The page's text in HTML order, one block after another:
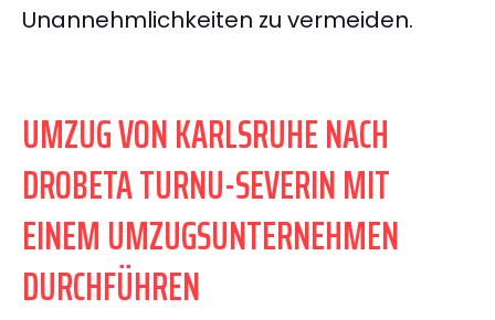
Unannehmlichkeiten zu vermeiden.
UMZUG VON KARLSRUHE NACH
DROBETA TURNU-SEVERIN MIT
EINEM UMZUGSUNTERNEHMEN
DURCHFÜHREN